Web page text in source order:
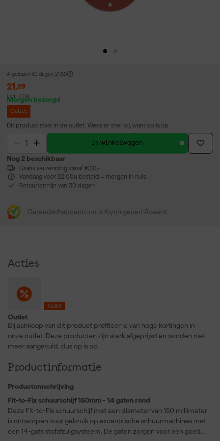
Afgelopen 30 dagen 21,59
21,29
incl. BTW
Morgen bezorgd
Outlet
Dit product staat in de outlet. Wees er snel bij, want op is op.
In winkelwagen
Nog 2 beschikbaar
Gratis verzending vanaf €50,-
Vandaag voor 22:00u besteld = morgen in huis
Retourtermijn van 30 dagen
Gereedschapcentrum is Kiyoh gecertificeerd
Acties
Outlet
Outlet
Bij aankoop van dit product profiteer je van hoge kortingen in
onze outlet. Deze producten zijn sterk afgeprijsd en worden niet
meer aangevuld, dus op is op.
Productinformatie
Productomschrijving
Fit-to-Fix schuurschijf 150mm - 14 gaten rond
Deze Fit-to-Fix schuurschijf met een diameter van 150 millimeter
is ontworpen voor gebruik op excentrische schuurmachines met
een 14-gats stofafzuigsysteem. De gaten zorgen voor een goede